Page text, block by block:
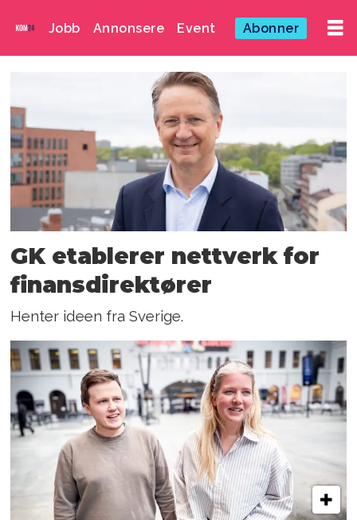
Jobb Annonsere Event Abonner
nettverk
GK etablerer nettverk for
finansdirektører
Henter ideen fra Sverige.